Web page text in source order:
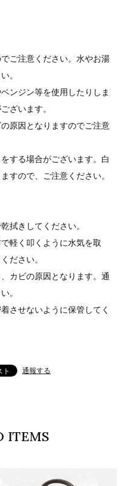
ご注意ください。水やお湯
。
ンジン等を使用したりしま
ざいます。
原因となりますのでご注意
する場合がございます。白
すので、ご注意ください。
拭きしてください。
軽く叩くように水気を取
ださい。
カビの原因となります。通
。
させないように保管してく
通報する
ITEMS